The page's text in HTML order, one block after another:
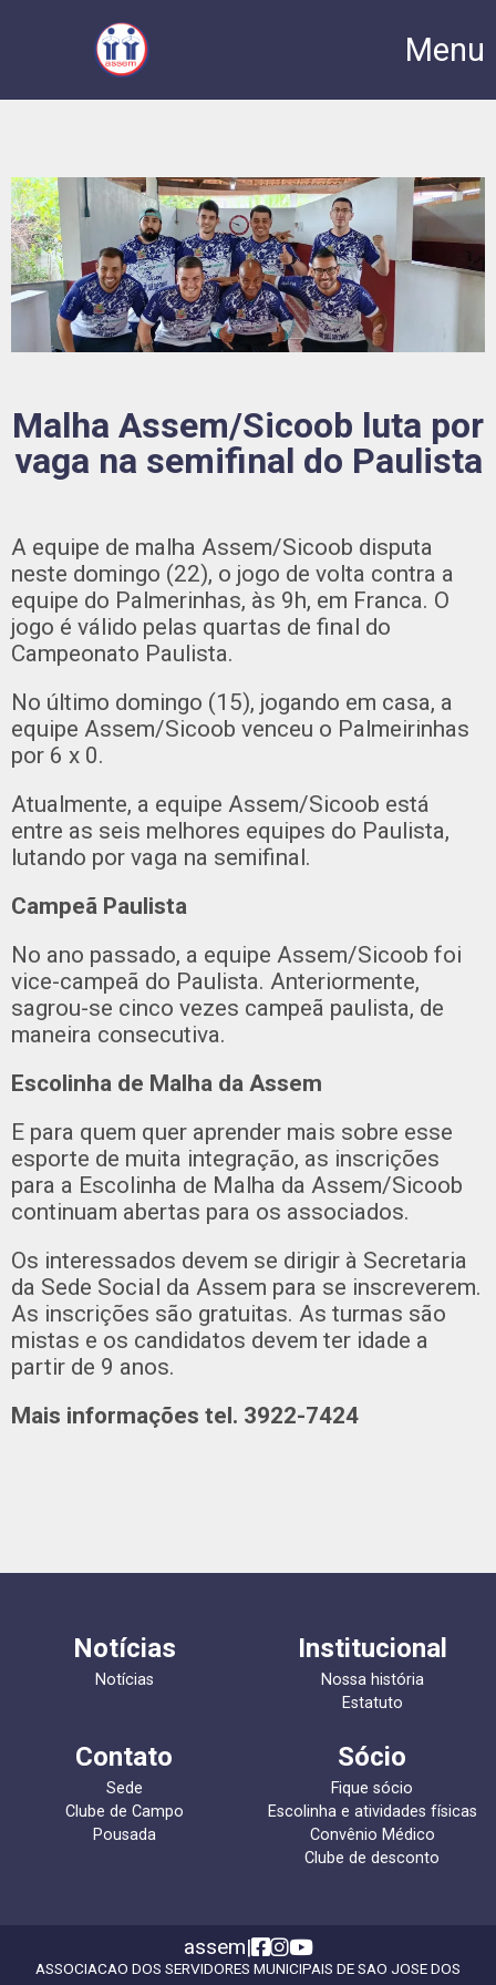
Menu
Malha Assem/Sicoob luta por
vaga na semifinal do Paulista
A equipe de malha Assem/Sicoob disputa
neste domingo (22), o jogo de volta contra a
equipe do Palmerinhas, às 9h, em Franca. O
jogo é válido pelas quartas de final do
Campeonato Paulista.
No último domingo (15), jogando em casa, a
equipe Assem/Sicoob venceu o Palmeirinhas
por 6 x 0.
Atualmente, a equipe Assem/Sicoob está
entre as seis melhores equipes do Paulista,
lutando por vaga na semifinal.
Campeã Paulista
No ano passado, a equipe Assem/Sicoob foi
vice-campeã do Paulista. Anteriormente,
sagrou-se cinco vezes campeã paulista, de
maneira consecutiva.
Escolinha de Malha da Assem
E para quem quer aprender mais sobre esse
esporte de muita integração, as inscrições
para a Escolinha de Malha da Assem/Sicoob
continuam abertas para os associados.
Os interessados devem se dirigir à Secretaria
da Sede Social da Assem para se inscreverem.
As inscrições são gratuitas. As turmas são
mistas e os candidatos devem ter idade a
partir de 9 anos.
Mais informações tel. 3922-7424
Notícias
Notícias
Institucional
Nossa história
Estatuto
Contato
Sede
Clube de Campo
Pousada
Sócio
Fique sócio
Escolinha e atividades físicas
Convênio Médico
Clube de desconto
assem|
ASSOCIACAO DOS SERVIDORES MUNICIPAIS DE SAO JOSE DOS